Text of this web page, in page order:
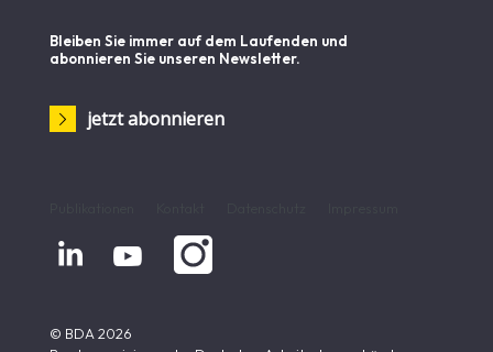
Bleiben Sie immer auf dem Laufenden und
abonnieren Sie unseren Newsletter.
jetzt abonnieren
 
© BDA 2026